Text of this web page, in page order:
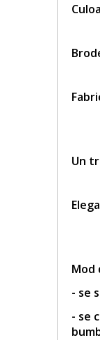
Un
Mod
- se
- se